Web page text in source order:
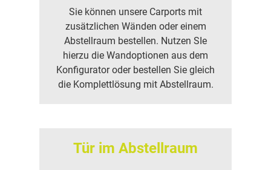
Sie können unsere Carports mit
zusätzlichen Wänden oder einem
Abstellraum bestellen. Nutzen SIe
hierzu die Wandoptionen aus dem
Konfigurator oder bestellen Sie gleich
die Komplettlösung mit Abstellraum.
Tür im Abstellraum